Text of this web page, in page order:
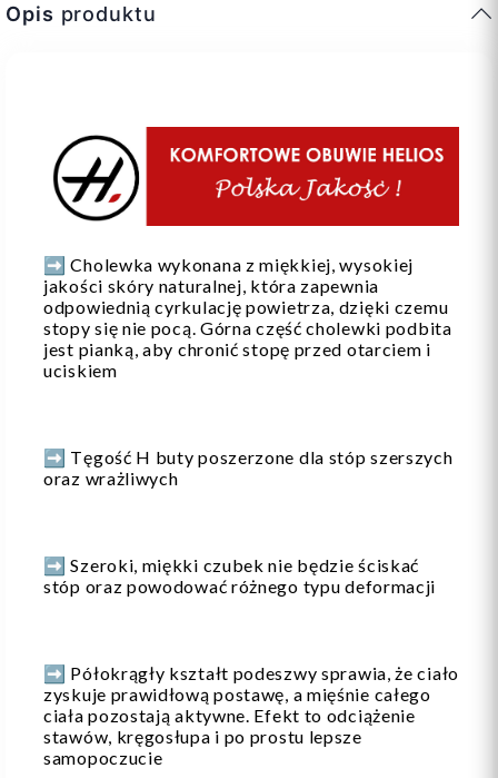
Opis produktu
➡️ Cholewka wykonana z miękkiej, wysokiej
jakości skóry naturalnej, która zapewnia
odpowiednią cyrkulację powietrza, dzięki czemu
stopy się nie pocą. Górna część cholewki podbita
jest pianką, aby chronić stopę przed otarciem i
uciskiem
➡️ Tęgość H buty poszerzone dla stóp szerszych
oraz wrażliwych
➡️ Szeroki, miękki czubek nie będzie ściskać
stóp oraz powodować różnego typu deformacji
➡️ Półokrągły kształt podeszwy sprawia, że ciało
zyskuje prawidłową postawę, a mięśnie całego
ciała pozostają aktywne. Efekt to odciążenie
stawów, kręgosłupa i po prostu lepsze
samopoczucie